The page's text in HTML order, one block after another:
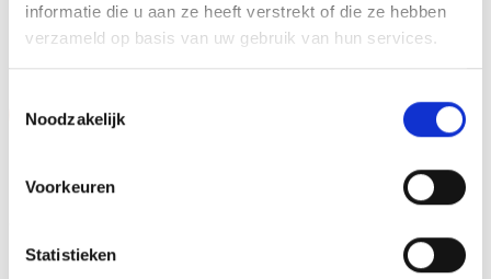
informatie die u aan ze heeft verstrekt of die ze hebben
verzameld op basis van uw gebruik van hun services.
Noodzakelijk
Voorkeuren
Statistieken
GERELATEERDE PRODUCTEN
Aanbieding!
verlanglijst